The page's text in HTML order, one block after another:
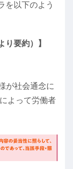
を以下のよう
り要約）】
が社会通念に
よって労働者